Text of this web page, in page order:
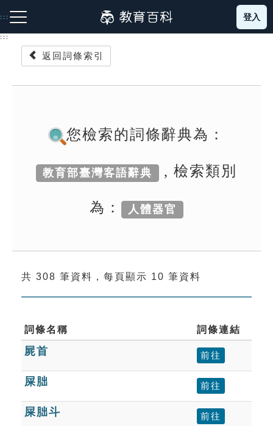
到
主
:::
成語故事
索引選單
單字索引
生命大百科索引
遊戲專區
教學應用
登入
:::
返回詞條索引
您檢索的詞條辭典為：
教育部臺灣客語辭典 , 檢索類別
為： 人體器官
共 308 筆資料，每頁顯示 10 筆資料
詞條名稱 詞條連結
屍首 前往
屎胐 前往
屎胐斗 前往